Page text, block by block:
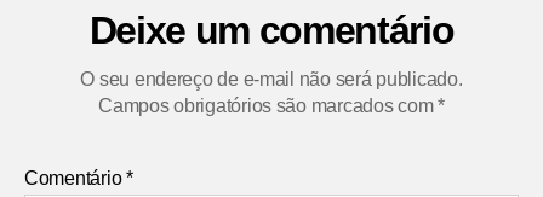
Deixe um comentário
O seu endereço de e-mail não será publicado.
Campos obrigatórios são marcados com*
Comentário*